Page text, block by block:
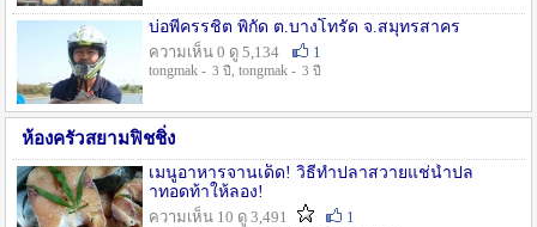
บ่อพี่ครรชิต พิกัด ต.บางโทรัด จ.สมุทรสาคร
ความเห็น 0 ดู 5,134
1
tongmak - 3 ปี , tongmak - 3 ปี
ห้องครัวสยามฟิชชิ่ง
เมนูอาหารจานเด็ด! วิธีทำปลาสวายแช่น้ำปล
าทอดท้าให้ลอง!
ความเห็น 10 ดู 3,491
1